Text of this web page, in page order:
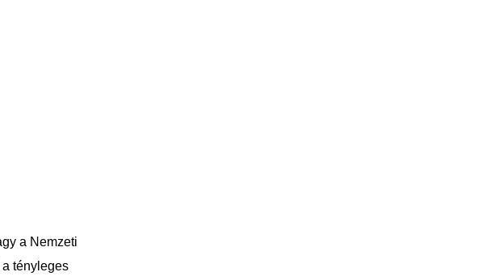
a Nemzeti
tényleges